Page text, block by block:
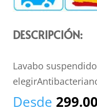
DESCRIPCIÓN:
Lavabo
Desde 299.00